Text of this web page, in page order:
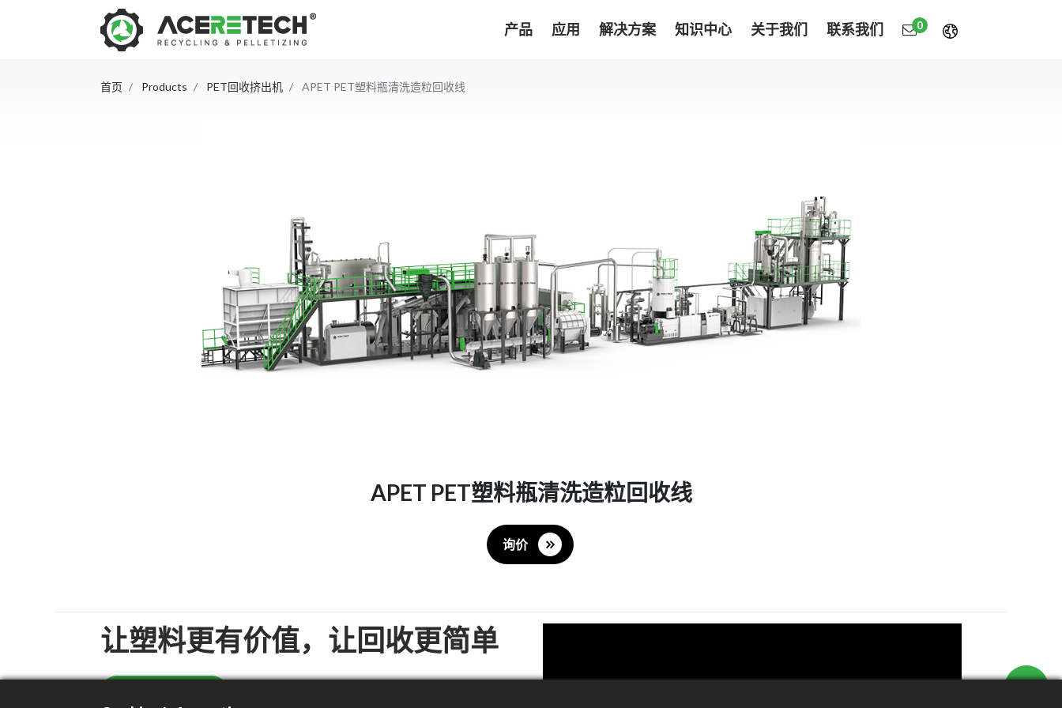
产品 应用 解决方案 知识中心 关于我们 联系我们 0
首页 Products PET回收挤出机 APET PET塑料瓶清洗造粒回收线
APET PET塑料瓶清洗造粒回收线
询价
让塑料更有价值，让回收更简单